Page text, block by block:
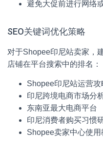
避免大促前进行网络
SEO关键词优化策略
对于Shopee印尼站卖家，
店铺在平台搜索中的排名：
Shopee印尼站运营攻
印尼跨境电商市场分
东南亚最大电商平台
印尼消费者购买习惯
Shopee卖家中心使用